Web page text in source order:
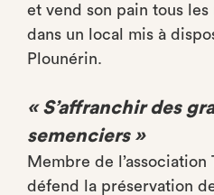
et vend son pain tous
dans un local mis à
Plounérin.
« S’affranchir des
semenciers »
Membre de
défend la préservation